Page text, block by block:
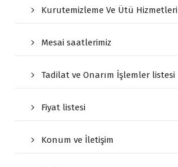
Kurutemizleme Ve Ütü Hizmetleri
Mesai saatlerimiz
Tadilat ve Onarım İşlemler listesi
Fiyat listesi
Konum ve İletişim